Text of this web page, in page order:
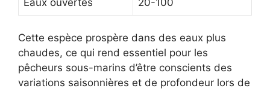
Cette espèce prospère dans des eaux plus
chaudes, ce qui rend essentiel pour les
pêcheurs sous-marins d’être conscients des
variations saisonnières et de profondeur lors de